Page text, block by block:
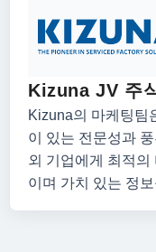
Kizuna JV 주
Kizuna의 마케팅팀
이 있는 전문성과
외 기업에게 최적의
이며 가치 있는 정